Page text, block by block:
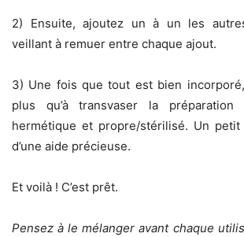
2) Ensuite, ajoutez un à un les
veillant à remuer entre chaque ajout.
3) Une fois que tout est bien
plus qu’à transvaser la
hermétique et propre/stérilisé. Un
d’une aide précieuse.
Et voilà ! C’est prêt.
Pensez à le mélanger avant chaque